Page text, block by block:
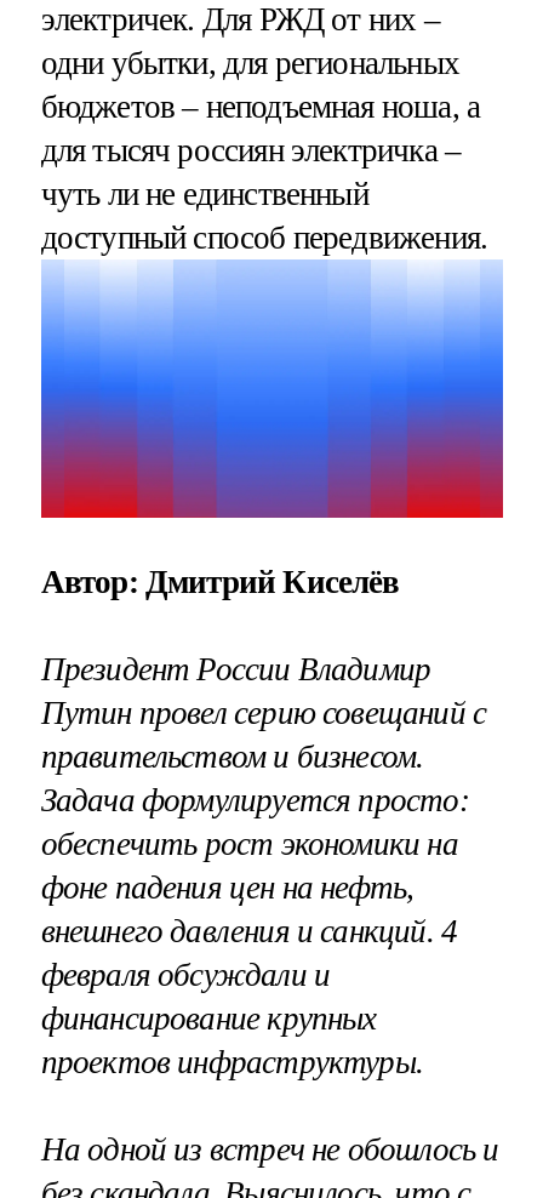
электричек. Для РЖД от них –
одни убытки, для региональных
бюджетов – неподъемная ноша, а
для тысяч россиян электричка –
чуть ли не единственный
доступный способ передвижения.
Автор: Дмитрий Киселёв
Президент России Владимир
Путин провел серию совещаний с
правительством и бизнесом.
Задача формулируется просто:
обеспечить рост экономики на
фоне падения цен на нефть,
внешнего давления и санкций. 4
февраля обсуждали и
финансирование крупных
проектов инфраструктуры.
На одной из встреч не обошлось и